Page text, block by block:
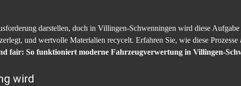
darstellen, doch in Villingen-Schwenningen wird diese
und wertvolle Materialien recycelt. Erfahren Sie, wie diese
fair: So funktioniert moderne Fahrzeugverwertung in Villingen-
wird